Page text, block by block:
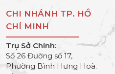
CHI NHÁNH TP. HỒ
CHÍ MINH
Trụ Sở Chính:
Số 26 Đường số 17,
Phường Bình Hưng Hoà.